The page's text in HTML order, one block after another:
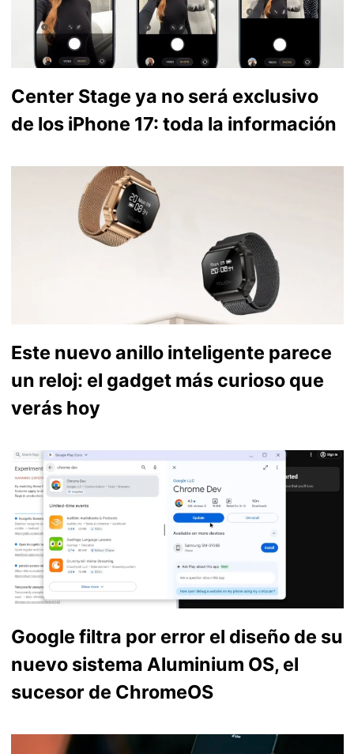
Center Stage ya no será exclusivo
de los iPhone 17: toda la información
Este nuevo anillo inteligente parece
un reloj: el gadget más curioso que
verás hoy
Google filtra por error el diseño de su
nuevo sistema Aluminium OS, el
sucesor de ChromeOS